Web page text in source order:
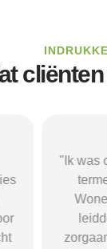
"Ik was